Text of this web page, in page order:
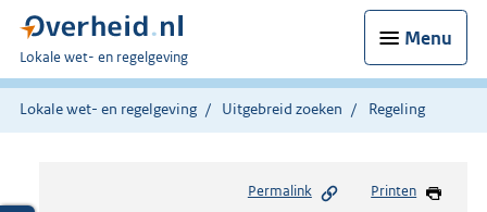
Menu
U
bent
hier:
Lokale wet- en regelgeving
Lokale wet- en regelgeving Uitgebreid zoeken Regeling
Permalink Printen